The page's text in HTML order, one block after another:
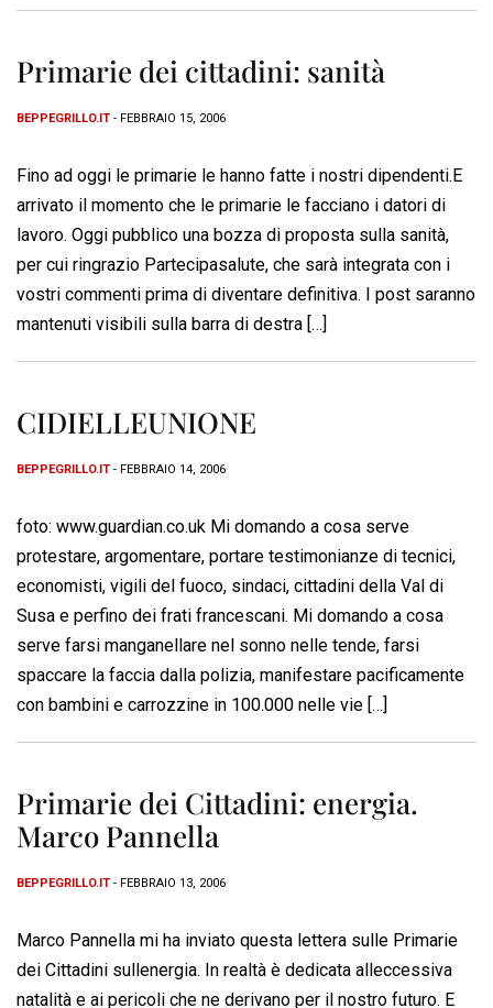
Primarie dei cittadini: sanità
BEPPEGRILLO.IT - FEBBRAIO 15, 2006
Fino ad oggi le primarie le hanno fatte i nostri dipendenti.E
arrivato il momento che le primarie le facciano i datori di
lavoro. Oggi pubblico una bozza di proposta sulla sanità,
per cui ringrazio Partecipasalute, che sarà integrata con i
vostri commenti prima di diventare definitiva. I post saranno
mantenuti visibili sulla barra di destra […]
CIDIELLEUNIONE
BEPPEGRILLO.IT - FEBBRAIO 14, 2006
foto: www.guardian.co.uk Mi domando a cosa serve
protestare, argomentare, portare testimonianze di tecnici,
economisti, vigili del fuoco, sindaci, cittadini della Val di
Susa e perfino dei frati francescani. Mi domando a cosa
serve farsi manganellare nel sonno nelle tende, farsi
spaccare la faccia dalla polizia, manifestare pacificamente
con bambini e carrozzine in 100.000 nelle vie […]
Primarie dei Cittadini: energia.
Marco Pannella
BEPPEGRILLO.IT - FEBBRAIO 13, 2006
Marco Pannella mi ha inviato questa lettera sulle Primarie
dei Cittadini sullenergia. In realtà è dedicata alleccessiva
natalità e ai pericoli che ne derivano per il nostro futuro. E